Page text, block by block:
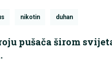
nikotin duhan
pušača širom